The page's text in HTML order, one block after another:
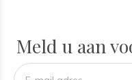
Meld u aan